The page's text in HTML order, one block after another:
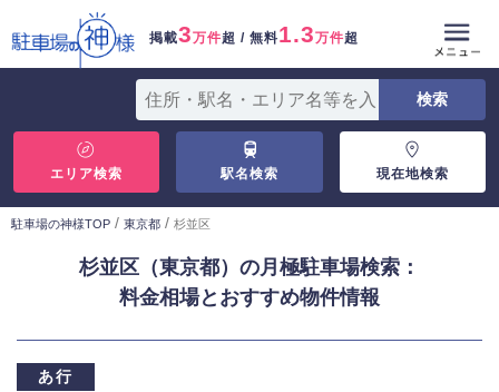
掲載3万件超 / 無料1.3万件超
エリア検索 駅名検索 現在地検索
駐車場の神様TOP / 東京都 / 杉並区
杉並区（東京都）の月極駐車場検索：
料金相場とおすすめ物件情報
あ行